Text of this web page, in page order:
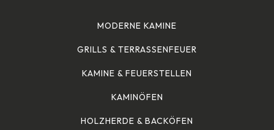
MODERNE KAMINE
GRILLS & TERRASSENFEUER
KAMINE & FEUERSTELLEN
KAMINÖFEN
HOLZHERDE & BACKÖFEN